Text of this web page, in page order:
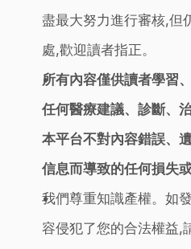
盡最大努力進行審核,但
處,歡迎讀者指正。
所有內容僅供讀者學習
任何醫療建議、診斷、
本平台不對內容錯誤、
信息而導致的任何損失
我們尊重知識產權。如
容侵犯了您的合法權益,